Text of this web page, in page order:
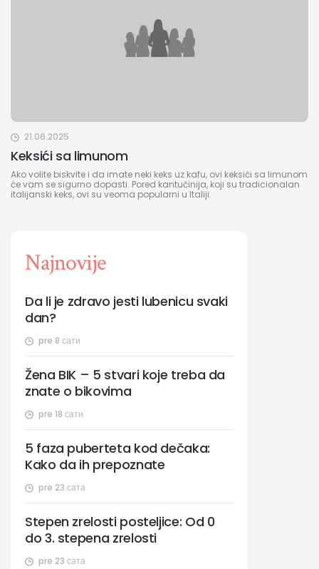
21.06.2025
Keksići sa limunom
Ako volite biskvite i da imate neki keks uz kafu, ovi keksići sa limunom
će vam se sigurno dopasti. Pored kantučinija, koji su tradicionalan
italijanski keks, ovi su veoma popularni u Italiji.
Najnovije
pre 8 сати
Da li je zdravo jesti lubenicu svaki
dan?
pre 18 сати
Žena BIK – 5 stvari koje treba da
znate o bikovima
pre 23 сата
5 faza puberteta kod dečaka:
Kako da ih prepoznate
pre 23 сата
Stepen zrelosti posteljice: Od 0
do 3. stepena zrelosti